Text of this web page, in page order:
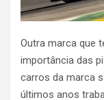
Outra marca que
importância das
carros da marca
últimos anos